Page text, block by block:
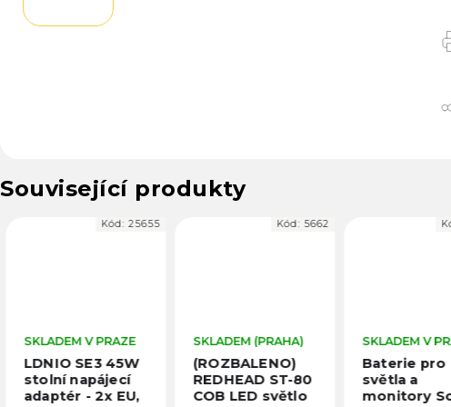
Související produkty
LDNIO SE3 45W
stolní napájecí
adaptér - 2x EU,
SKLADEM V PRAZE
Kód:25655
(ROZBALENO)
REDHEAD ST-80
COB LED světlo
SKLADEM (PRAHA)
Kód:5662
Baterie pro
světla a
monitory
SKLADEM V